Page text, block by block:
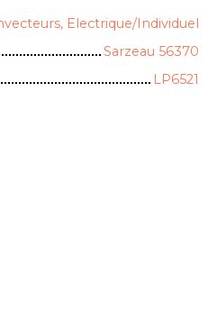
Electrique/Individuel
Sarzeau 56370
LP6521